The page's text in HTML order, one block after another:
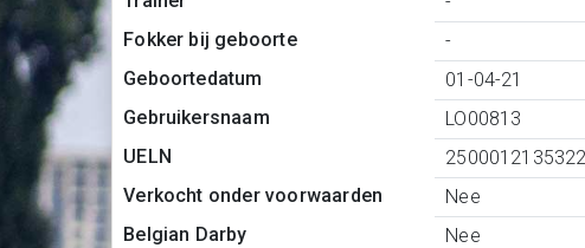
Fokker bij geboorte
-
Geboortedatum
01-04-21
Gebruikersnaam
LO00813
UELN
Verkocht onder voorwaarden
Nee
Belgian Darby
Nee